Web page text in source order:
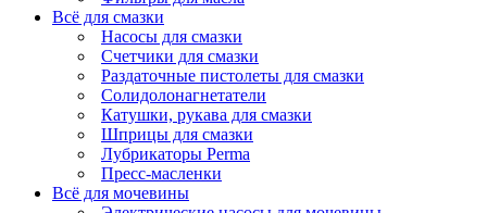
Всё для смазки
Насосы для смазки
Счетчики для смазки
Раздаточные пистолеты для смазки
Солидолонагнетатели
Катушки, рукава для смазки
Шприцы для смазки
Лубрикаторы Perma
Пресс-масленки
Всё для мочевины